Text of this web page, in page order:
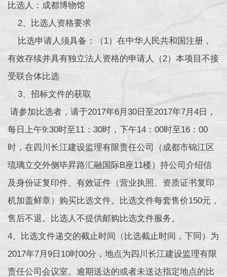
比选人：成都博物馆
2、比选人资格要求
比选申请人须具备：（1）在中华人民共和国注册，
有效存续并具有独立法人资格的申请人（2）本项目不接
受联合体比选
3、招标文件的获取
请参加比选者，请于2017年6月30日至2017年7月4日，
每日上午9:30时至11：30时，下午14：00时至16：00
时，在四川长江建设监理有限责任公司（成都市锦江区
琉璃立交外侧毕昇路汇融国际B座11楼）持公司介绍信
及身份证复印件、有效证件（营业执照、资质证书复印
机加盖鲜章）购买比选文件。比选文件每套售价150元，
售后不退。比选人不提供邮购比选文件服务。
4、比选文件递交的截止时间（比选截止时间，下同）为
2017年7月9日10时00分，地点为四川长江建设监理有限
责任公司会议室。逾期送达的或者未送达指定地点的比